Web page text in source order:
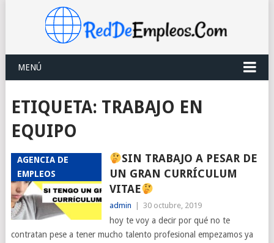
MENÚ
ETIQUETA: TRABAJO EN
EQUIPO
AGENCIA DE
EMPLEOS
SIN TRABAJO A PESAR DE
UN GRAN CURRÍCULUM
VITAE
admin 30 octubre, 2019
hoy te voy a decir por qué no te
contratan pese a tener mucho talento profesional empezamos ya